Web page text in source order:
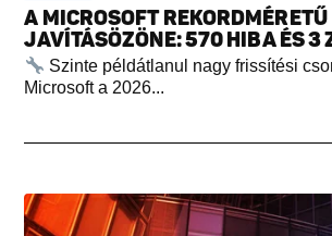
A MICROSOFT REKORDMÉRETŰ
JAVÍTÁSÖZÖNE: 570 HIBA ÉS 3
Szinte példátlanul nagy frissítési
Microsoft a 2026...